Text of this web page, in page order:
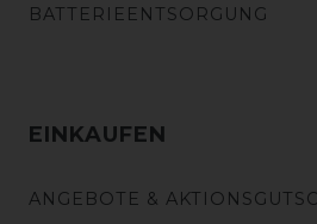
BATTERIEENTSORGUNG
EINKAUFEN
ANGEBOTE &